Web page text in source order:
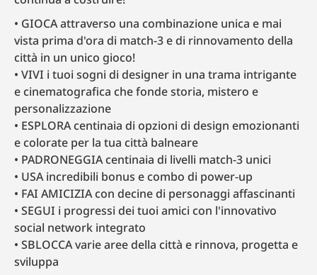
GIOCA attraverso una combinazione unica e mai
vista prima d'ora di match-3 e di rinnovamento della
città in un unico gioco!
VIVI i tuoi sogni di designer in una trama intrigante
e cinematografica che fonde storia, mistero e
personalizzazione
ESPLORA centinaia di opzioni di design emozionanti
e colorate per la tua città balneare
PADRONEGGIA centinaia di livelli match-3 unici
USA incredibili bonus e combo di power-up
FAI AMICIZIA con decine di personaggi affascinanti
SEGUI i progressi dei tuoi amici con l'innovativo
social network integrato
SBLOCCA varie aree della città e rinnova, progetta e
sviluppa